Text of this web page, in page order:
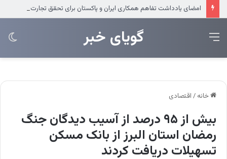
‌‌‌گویای خبر منو
خانه / اقتصادی
بیش از ۹۵ درصد از آسیب دیدگان جنگ
رمضان استان البرز از بانک مسکن
تسهیلات دریافت کردند